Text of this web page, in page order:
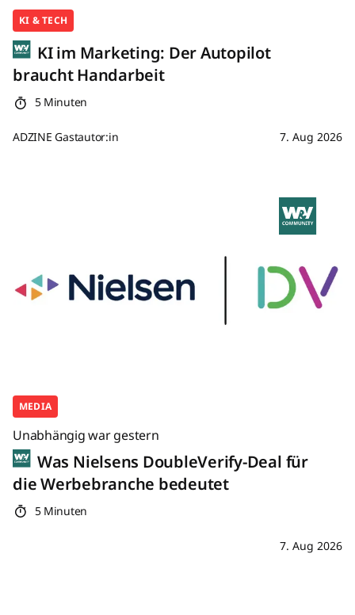
KI & TECH
KI im Marketing: Der Autopilot
braucht Handarbeit
5 Minuten
ADZINE Gastautor:in 7. Aug 2026
MEDIA
Unabhängig war gestern
Was Nielsens DoubleVerify-Deal für
die Werbebranche bedeutet
5 Minuten
7. Aug 2026